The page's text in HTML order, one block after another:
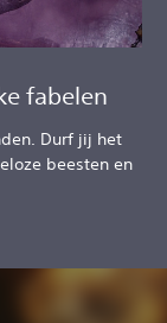
fabelen
Durf jij het
beesten en